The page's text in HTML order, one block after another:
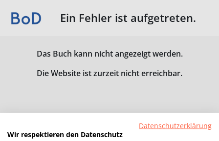
Ein Fehler ist aufgetreten.
Das Buch kann nicht angezeigt werden.
Die Website ist zurzeit nicht erreichbar.
Datenschutzerklärung
Wir respektieren den Datenschutz